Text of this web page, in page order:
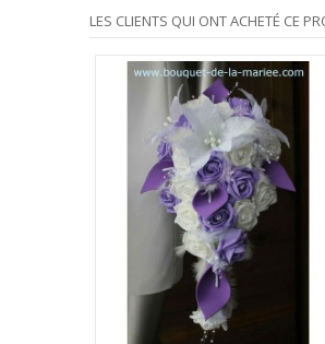
LES CLIENTS QUI ONT ACHETÉ CE